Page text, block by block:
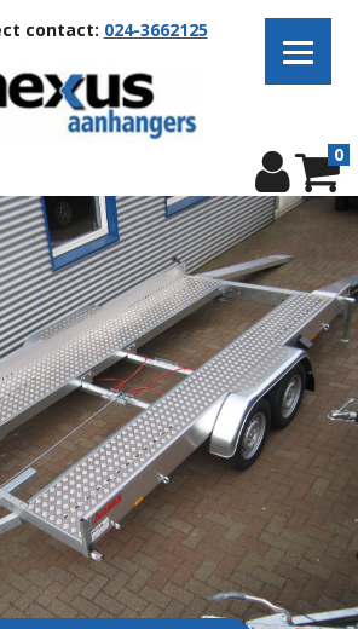
contact: 024-3662125
0